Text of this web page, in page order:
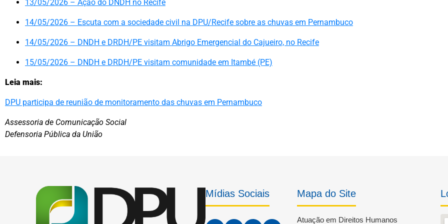
13/05/2026 – Ação do DNDH no Recife
14/05/2026 – Escuta com a sociedade civil na DPU/Recife sobre as chuvas em Pernambuco
14/05/2026 – DNDH e DRDH/PE visitam Abrigo Emergencial do Cajueiro, no Recife
15/05/2026 – DNDH e DRDH/PE visitam comunidade em Itambé (PE)
Leia mais:
DPU participa de reunião de monitoramento das chuvas em Pernambuco
Assessoria de Comunicação Social
Defensoria Pública da União
Mídias Sociais Mapa do Site
Atuação em Direitos Humanos